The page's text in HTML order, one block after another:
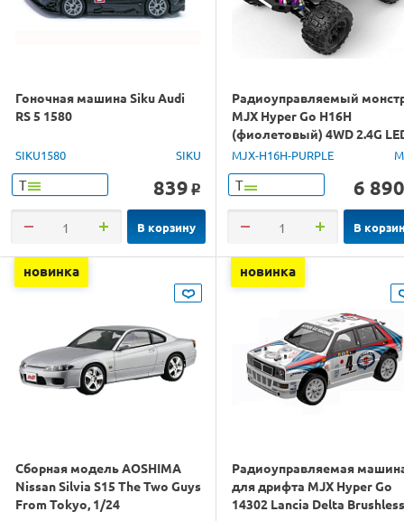
Гоночная машина Siku Audi
RS 5 1580
SIKU1580 SIKU
Т 839 o
В корзину
Радиоуправляемый
MJX Hyper Go H16H
(фиолетовый) 4WD 2.4G
GPS 1/16 RTR
MJX-H16H-PURPLE
Т 6 890
В
новинка
Сборная модель AOSHIMA
Nissan Silvia S15 The Two Guys
From Tokyo, 1/24
новинка
Радиоуправляемая
для дрифта MJX Hyper Go
14302 Lancia Delta Brushless